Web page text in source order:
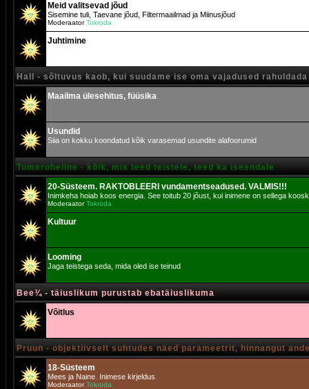
Meid valitsevad jõud
Sisemine tuli, Taevane jõud, Filtermaailmad ja Miinusjõud
ModeraatorTokroda
Juhtimine
Hall - sõltuvus kaob, kui suudame ise oma vajadused rahuldada
Maailma ülesehitus, füüsika
Usundid
Siia on kokku koondatud kõik varasemad usundite alafoorumid
Tumeroheline - kõik, mis teed teistele, teed ka iseendale
20-Süsteem. RAKTOBLEERI vundamentseadused. VALMIS!!!
Inimkeha hoiab koos energia. See toitub 20 jõust, kui inimene on sellega
ModeraatorTokroda
Kultuur
Looming
Jaga teistega seda, mida oled ise teinud
Bee¾ - täiuslikum purustab ebatäiuslikuma
Võitlus
Pruun - objektiivselt suhtudes näed parameetrit, hinnangut
18-Süsteem
Mees ja Naine. Inimese kirjeldus.
ModeraatorTokroda